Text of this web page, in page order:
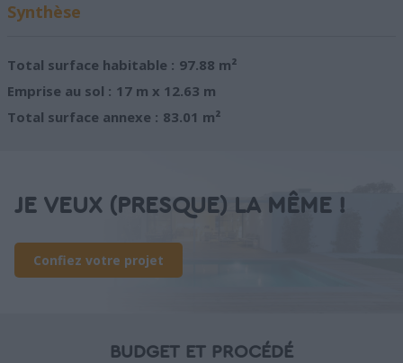
Synthèse
Total surface habitable : 97.88 m²
Emprise au sol : 17 m x 12.63 m
Total surface annexe : 83.01 m²
JE VEUX (PRESQUE) LA MÊME !
Confiez votre projet
BUDGET ET PROCÉDÉ